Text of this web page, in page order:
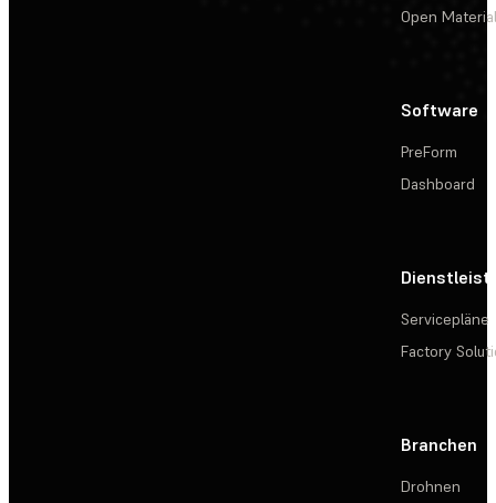
Open
Software
PreForm
Dashboard
Servicepläne
Factory
Branchen
Drohnen